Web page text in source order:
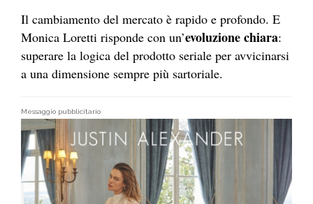
Il cambiamento del mercato è rapido e profondo. E
Monica Loretti risponde con un’evoluzione chiara:
superare la logica del prodotto seriale per avvicinarsi
a una dimensione sempre più sartoriale.
Messaggio pubblicitario